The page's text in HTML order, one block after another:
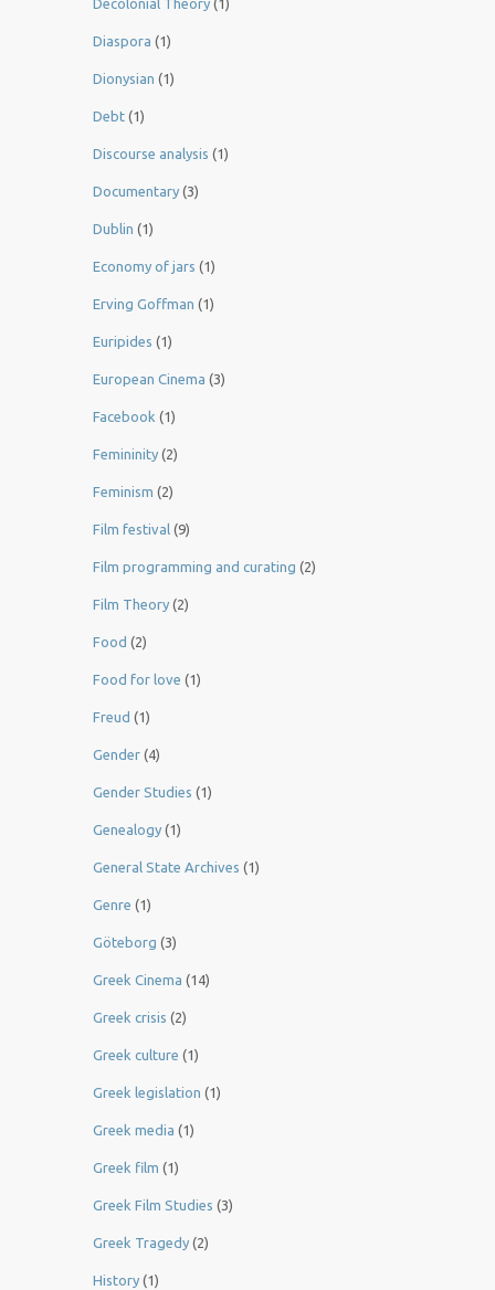
Decolonial Theory (1)
Diaspora (1)
Dionysian (1)
Debt (1)
Discourse analysis (1)
Documentary (3)
Dublin (1)
Economy of jars (1)
Erving Goffman (1)
Euripides (1)
European Cinema (3)
Facebook (1)
Femininity (2)
Feminism (2)
Film festival (9)
Film programming and curating (2)
Film Theory (2)
Food (2)
Food for love (1)
Freud (1)
Gender (4)
Gender Studies (1)
Genealogy (1)
General State Archives (1)
Genre (1)
Göteborg (3)
Greek Cinema (14)
Greek crisis (2)
Greek culture (1)
Greek legislation (1)
Greek media (1)
Greek film (1)
Greek Film Studies (3)
Greek Tragedy (2)
History (1)